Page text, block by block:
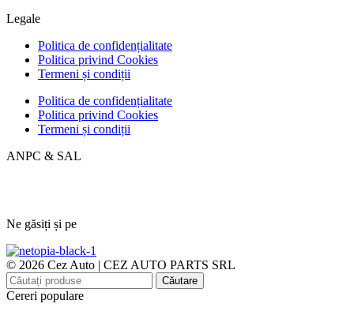
Legale
Politica de confidențialitate
Politica privind Cookies
Termeni și condiții
Politica de confidențialitate
Politica privind Cookies
Termeni și condiții
ANPC & SAL
Ne găsiți și pe
© 2026 Cez Auto | CEZ AUTO PARTS SRL
Căutare
Cereri populare